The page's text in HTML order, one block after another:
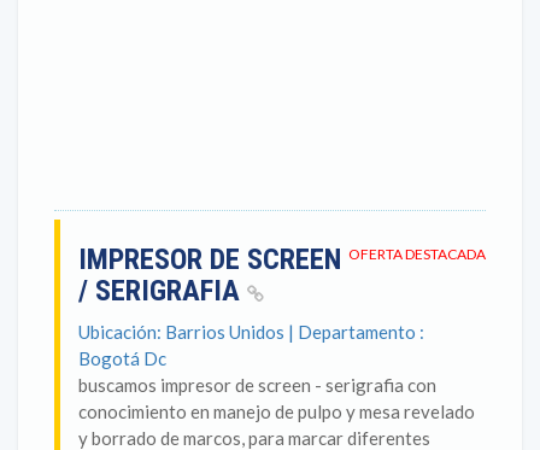
OFERTA DESTACADA
IMPRESOR DE SCREEN
/ SERIGRAFIA
Ubicación: Barrios Unidos | Departamento :
Bogotá Dc
buscamos impresor de screen - serigrafia con
conocimiento en manejo de pulpo y mesa revelado
y borrado de marcos, para marcar diferentes